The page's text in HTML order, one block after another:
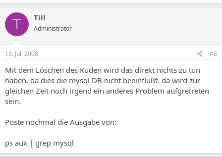
T Till
Administrator
13. Juli 2008 #8
Mit dem Löschen des Kuden wird das direkt nichts zu tun
haben, da dies die mysql DB nicht beeinflußt. da wird zur
gleichen Zeit noch irgend ein anderes Problem aufgretreten
sein.
Poste nochmal die Ausgabe von:
ps aux | grep mysql